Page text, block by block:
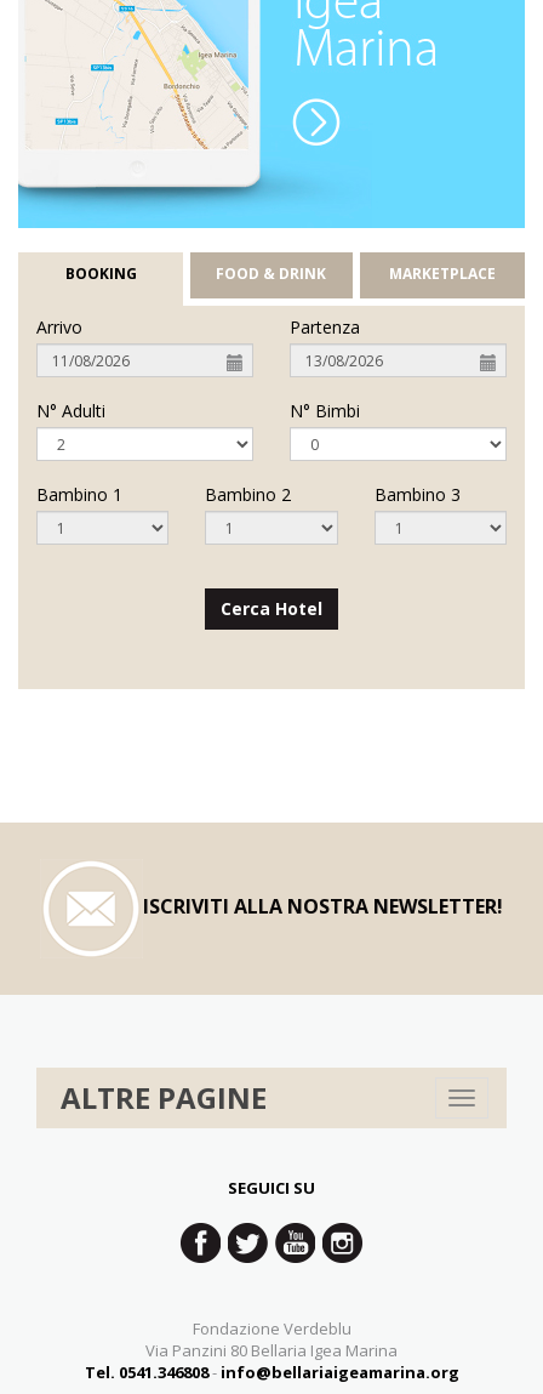
BOOKING FOOD & DRINK MARKETPLACE
Arrivo Partenza
N° Adulti N° Bimbi
Bambino 1 Bambino 2 Bambino 3
Cerca Hotel
ISCRIVITI ALLA NOSTRA NEWSLETTER!
ALTRE PAGINE
Toggle
navigation
SEGUICI SU
Fondazione Verdeblu
Via Panzini 80 Bellaria Igea Marina
Tel. 0541.346808-info@bellariaigeamarina.org